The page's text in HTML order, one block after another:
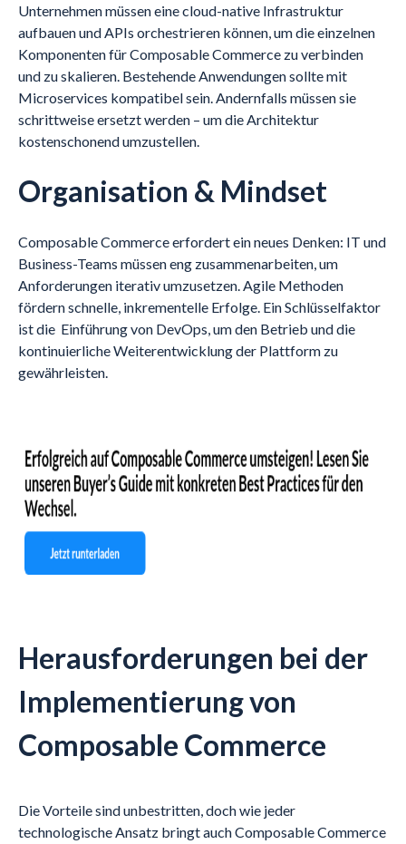
Unternehmen müssen eine cloud-native Infrastruktur
aufbauen und APIs orchestrieren können, um die einzelnen
Komponenten für Composable Commerce zu verbinden
und zu skalieren. Bestehende Anwendungen sollte mit
Microservices kompatibel sein. Andernfalls müssen sie
schrittweise ersetzt werden – um die Architektur
kostenschonend umzustellen.
Organisation & Mindset
Composable Commerce erfordert ein neues Denken: IT und
Business-Teams müssen eng zusammenarbeiten, um
Anforderungen iterativ umzusetzen. Agile Methoden
fördern schnelle, inkrementelle Erfolge. Ein Schlüsselfaktor
ist die Einführung von DevOps, um den Betrieb und die
kontinuierliche Weiterentwicklung der Plattform zu
gewährleisten.
Herausforderungen bei der
Implementierung von
Composable Commerce
Die Vorteile sind unbestritten, doch wie jeder
technologische Ansatz bringt auch Composable Commerce